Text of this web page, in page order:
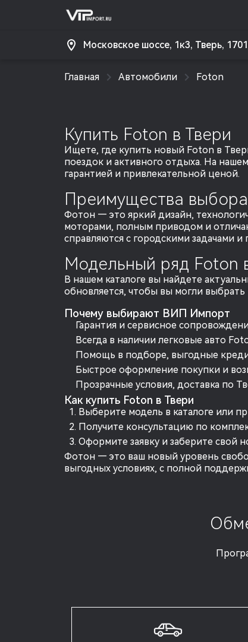
Московское шоссе, 1к3, Тверь,
Главная Автомобили Foton
Купить Foton в Твери
Ищете, где купить новый Foton в
поездок и активного отдыха. На
гарантией и привлекательной ценой.
Преимущества
Фотон — это яркий дизайн,
моторами, полным приводом и
справляются с городскими задачами
Модельный ряд Foton
В нашем каталоге вы найдете
обновляется, чтобы вы могли
Почему выбирают ВИП Импорт
Гарантия и сервисное
Всегда в наличии легковые авто
Помощь в подборе, выгодные
Быстрое оформление покупки и
Прозрачные условия, доставка по
Как купить Foton в Твери
Выберите модель в каталоге или
Получите консультацию по
Оформите заявку и заберите свой
Фотон — это ваш новый уровень
выгодных условиях, с полной